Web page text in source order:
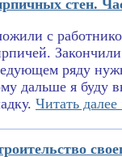
стен.
с
ряду
дальше я буду
Читать далее